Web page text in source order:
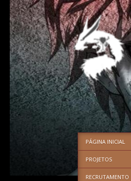
PÁGINA INICIAL
PROJETOS
RECRUTAMENTO